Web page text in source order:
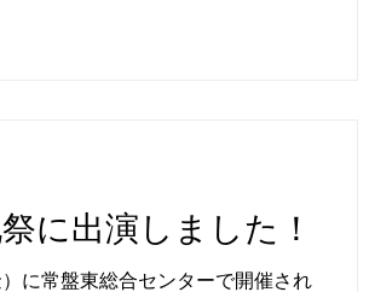
に出演しました！
に常盤東総合センターで開催され